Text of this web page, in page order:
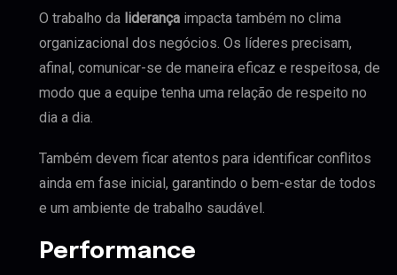
O trabalho da liderança impacta também no clima
organizacional dos negócios. Os líderes precisam,
afinal, comunicar-se de maneira eficaz e respeitosa, de
modo que a equipe tenha uma relação de respeito no
dia a dia.
Também devem ficar atentos para identificar conflitos
ainda em fase inicial, garantindo o bem-estar de todos
e um ambiente de trabalho saudável.
Performance